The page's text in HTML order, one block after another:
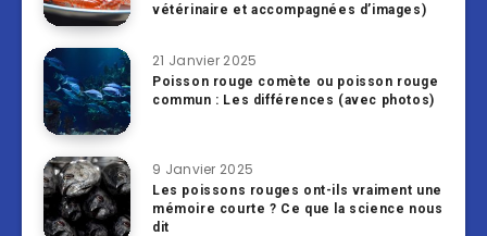
vétérinaire et accompagnées d’images)
21 Janvier 2025
Poisson rouge comète ou poisson rouge
commun : Les différences (avec photos)
9 Janvier 2025
Les poissons rouges ont-ils vraiment une
mémoire courte ? Ce que la science nous
dit